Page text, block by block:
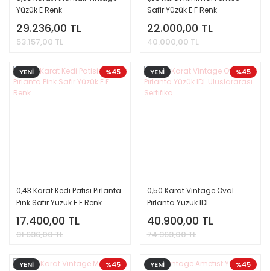
Yüzük E Renk
29.236,00 TL
53.157,00 TL
Safir Yüzük E F Renk
22.000,00 TL
40.000,00 TL
%45
YENİ
0,43 Karat Kedi Patisi Pırlanta
Pink Safir Yüzük E F Renk
17.400,00 TL
31.636,00 TL
%45
YENİ
0,50 Karat Vintage Oval
Pırlanta Yüzük IDL
Uluslararası Sertifika
40.900,00 TL
74.363,00 TL
%45
YENİ %45
YENİ